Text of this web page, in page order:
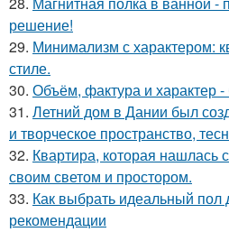
решение!
29. Минимализм с характером:
стиле.
30. Объём, фактура и характер
31. Летний дом в Дании был
и творческое пространство,
32. Квартира, которая нашлась
своим светом и простором.
33. Как выбрать идеальный пол
рекомендации